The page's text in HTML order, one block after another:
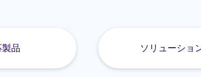
製品 ソリューショ